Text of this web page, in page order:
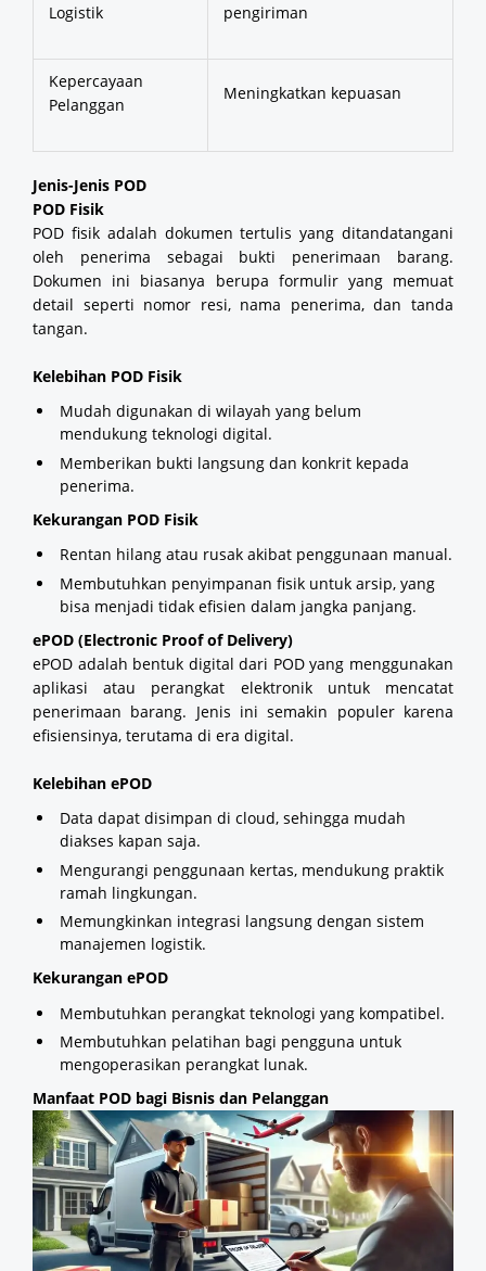
Logistik
pengiriman
Kepercayaan
Pelanggan
Meningkatkan kepuasan
Jenis-Jenis POD
POD Fisik
POD fisik adalah dokumen tertulis yang ditandatangani
oleh penerima sebagai bukti penerimaan barang.
Dokumen ini biasanya berupa formulir yang memuat
detail seperti nomor resi, nama penerima, dan tanda
tangan.
Kelebihan POD Fisik
Mudah digunakan di wilayah yang belum
mendukung teknologi digital.
Memberikan bukti langsung dan konkrit kepada
penerima.
Kekurangan POD Fisik
Rentan hilang atau rusak akibat penggunaan manual.
Membutuhkan penyimpanan fisik untuk arsip, yang
bisa menjadi tidak efisien dalam jangka panjang.
ePOD (Electronic Proof of Delivery)
ePOD adalah bentuk digital dari POD yang menggunakan
aplikasi atau perangkat elektronik untuk mencatat
penerimaan barang. Jenis ini semakin populer karena
efisiensinya, terutama di era digital.
Kelebihan ePOD
Data dapat disimpan di cloud, sehingga mudah
diakses kapan saja.
Mengurangi penggunaan kertas, mendukung praktik
ramah lingkungan.
Memungkinkan integrasi langsung dengan sistem
manajemen logistik.
Kekurangan ePOD
Membutuhkan perangkat teknologi yang kompatibel.
Membutuhkan pelatihan bagi pengguna untuk
mengoperasikan perangkat lunak.
Manfaat POD bagi Bisnis dan Pelanggan